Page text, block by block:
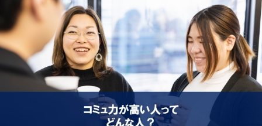
N
I
n
t
e
g
r
a
t
i